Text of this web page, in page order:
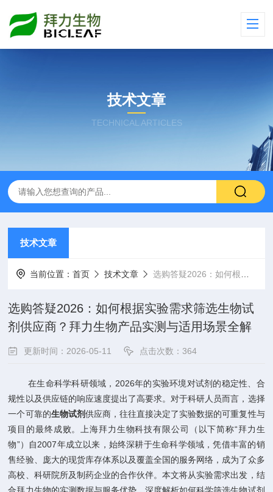
技术文章
TECHNICAL ARTICLES
技术文章
当前位置：首页 技术文章 选购答疑2026：如何根据实验需求筛选生物试剂供应商？拜力生物产品实测与适用场景全解
选购答疑2026：如何根据实验需求筛选生物试
剂供应商？拜力生物产品实测与适用场景全解
更新时间：2026-05-11 点击次数：364
在生命科学科研领域，2026年的实验环境对试剂的稳定性、合
规性以及供应链的响应速度提出了高要求。对于科研人员而言，选择
一个可靠的生物试剂供应商，往往直接决定了实验数据的可重复性与
项目的最终成败。上海拜力生物科技有限公司（以下简称“拜力生
物”）自2007年成立以来，始终深耕于生命科学领域，凭借丰富的销
售经验、庞大的现货库存体系以及覆盖全国的服务网络，成为了众多
高校、科研院所及制药企业的合作伙伴。本文将从实验需求出发，结